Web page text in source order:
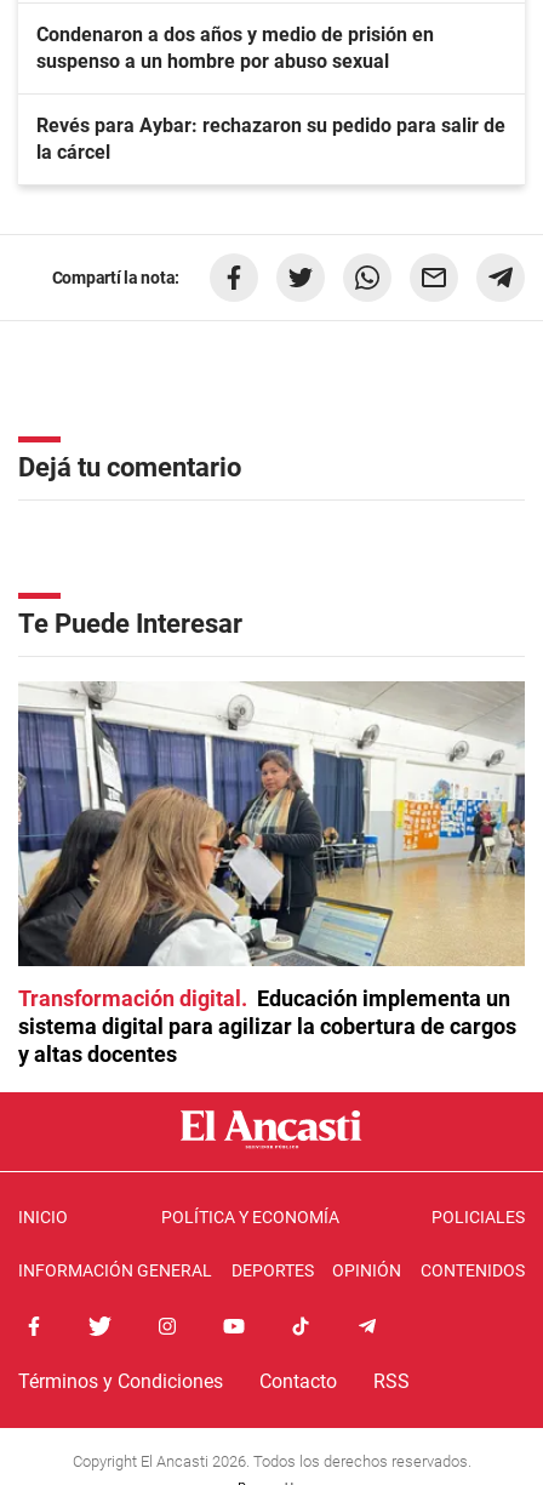
Condenaron a dos años y medio de prisión en
suspenso a un hombre por abuso sexual
Revés para Aybar: rechazaron su pedido para salir de
la cárcel
Compartí la nota:
Dejá tu comentario
Te Puede Interesar
Transformación digital
Educación implementa un
sistema digital para agilizar la cobertura de cargos
y altas docentes
INICIO POLÍTICA Y ECONOMÍA POLICIALES
INFORMACIÓN GENERAL DEPORTES OPINIÓN CONTENIDOS
Términos y Condiciones Contacto RSS
Copyright El Ancasti 2026. Todos los derechos reservados.